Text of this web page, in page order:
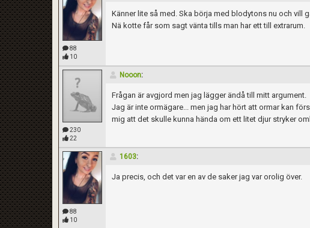
88
10
Känner lite så med. Ska börja med blodytons nu och vill
Nä kotte får som sagt vänta tills man har ett till extrarum.
230
22
Nooon:
Frågan är avgjord men jag lägger ändå till mitt argument.
Jag är inte ormägare... men jag har hört att ormar kan
mig att det skulle kunna hända om ett litet djur stryker
88
10
1603:
Ja precis, och det var en av de saker jag var orolig över.